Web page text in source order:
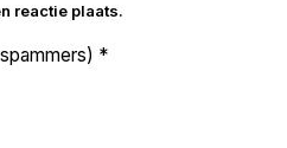
reactie plaats.
*